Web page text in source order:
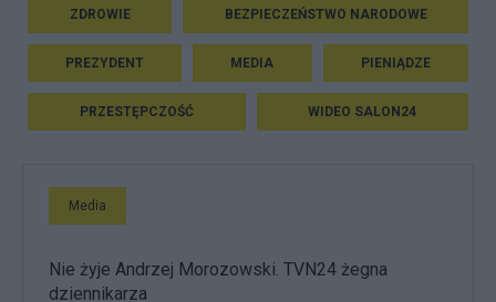
ZDROWIE BEZPIECZEŃSTWO NARODOWE
PREZYDENT MEDIA PIENIĄDZE
PRZESTĘPCZOŚĆ WIDEO SALON24
Media
Nie żyje Andrzej Morozowski. TVN24 żegna
dziennikarza